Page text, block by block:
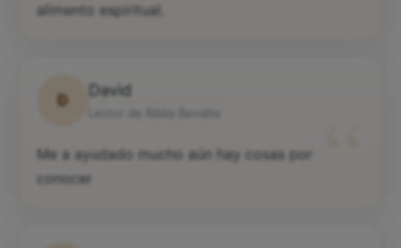
alimento espiritual.
D
David
Me a ayudado mucho aún hay cosas por
conocer